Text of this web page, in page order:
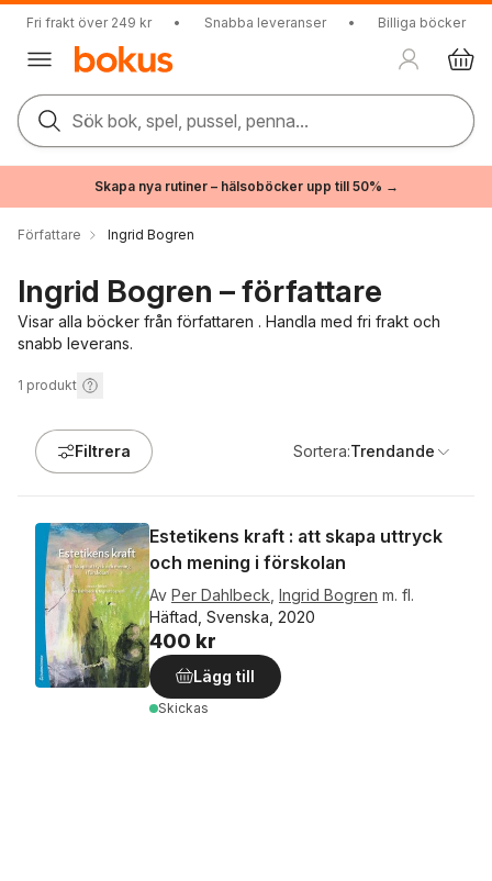
Fri frakt över 249 kr • Snabba leveranser • Billiga böcker
Sök bok, spel, pussel, penna...
Skapa nya rutiner – hälsoböcker upp till 50% →
Författare Ingrid Bogren
Ingrid Bogren – författare
Visar alla böcker från författaren . Handla med fri frakt och
snabb leverans.
1 produkt
Filtrera Sortera:Trendande
Estetikens kraft : att skapa uttryck
och mening i förskolan
Av Per Dahlbeck Ingrid Bogren m. fl.
Häftad, Svenska, 2020
400 kr
Lägg till
Skickas